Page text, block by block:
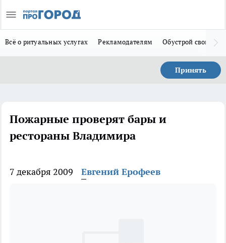
Всё о ритуальных услугах Рекламодателям Обустрой свой дом
Принять
Пожарные проверят бары и
рестораны Владимира
7 декабря 2009 Евгений Ерофеев